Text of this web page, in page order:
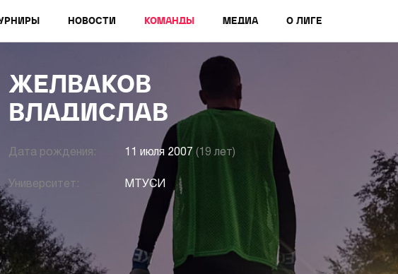
НОВОСТИ КОМАНДЫ МЕДИА О ЛИГЕ
ЖЕЛВАКОВ
ВЛАДИСЛАВ
Дата рождения: 11 июля 2007 (19 лет)
Университет: МТУСИ